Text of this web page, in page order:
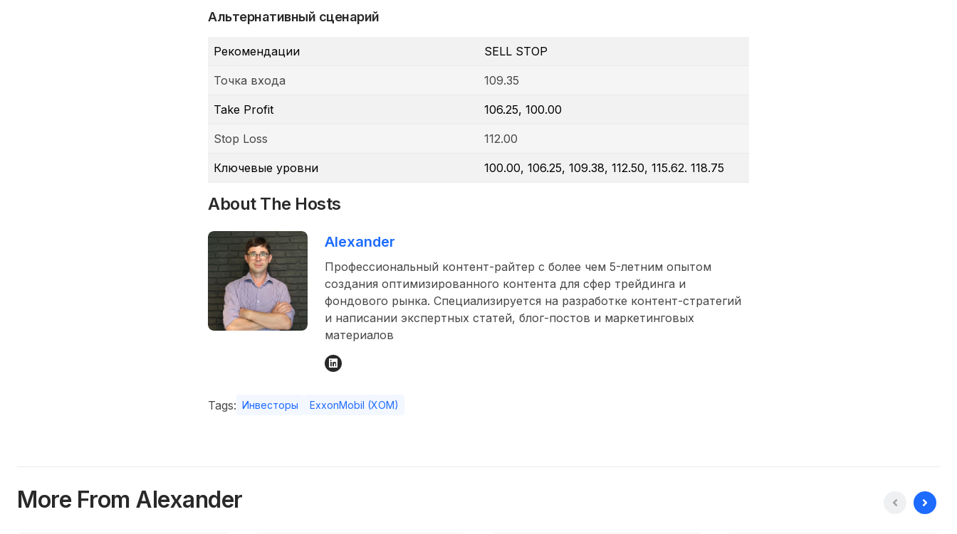
Альтернативный сценарий
Рекомендации SELL STOP
Точка входа 109.35
Take Profit 106.25, 100.00
Stop Loss 112.00
Ключевые уровни 100.00, 106.25, 109.38, 112.50, 115.62. 118.75
About The Hosts
Alexander
Профессиональный контент-райтер с более чем 5-летним опытом
создания оптимизированного контента для сфер трейдинга и
фондового рынка. Специализируется на разработке контент-стратегий
и написании экспертных статей, блог-постов и маркетинговых
материалов
Tags: Инвесторы ExxonMobil (XOM)
More From Alexander